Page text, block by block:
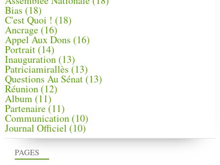
PAGES
Bias (18)
C'est Quoi ! (18)
Ancrage (16)
Appel Aux Dons (16)
Portrait (14)
Inauguration (13)
Patriciamirallès (13)
Questions Au Sénat(13)
Réunion (12)
Album (11)
Partenaire(11)
Communication (10)
Journal Officiel (10)